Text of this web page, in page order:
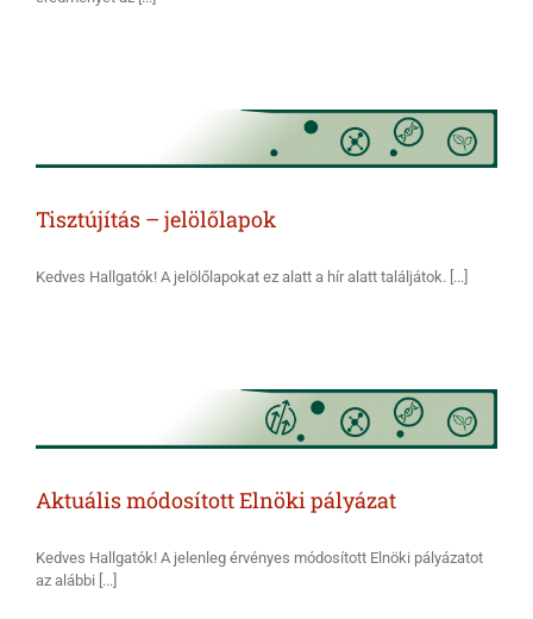
Tisztújítás – jelölőlapok
Kedves Hallgatók! A jelölőlapokat ez alatt a hír alatt találjátok. [...]
Aktuális módosított Elnöki pályázat
Kedves Hallgatók! A jelenleg érvényes módosított Elnöki pályázatot
az alábbi [...]